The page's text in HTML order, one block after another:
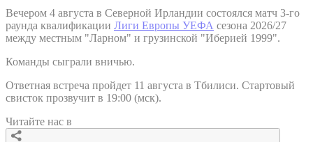
Вечером 4 августа в Северной Ирландии состоялся матч 3-го
раунда квалификации Лиги Европы УЕФА сезона 2026/27
между местным "Ларном" и грузинской "Иберией 1999".
Команды сыграли вничью.
Ответная встреча пройдет 11 августа в Тбилиси. Стартовый
свисток прозвучит в 19:00 (мск).
Читайте нас в